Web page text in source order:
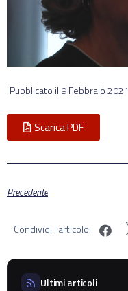
Pubblicato il 9 Febbraio 2021
Scarica PDF
Precedente
Condividi l'articolo:
Ultimi articoli